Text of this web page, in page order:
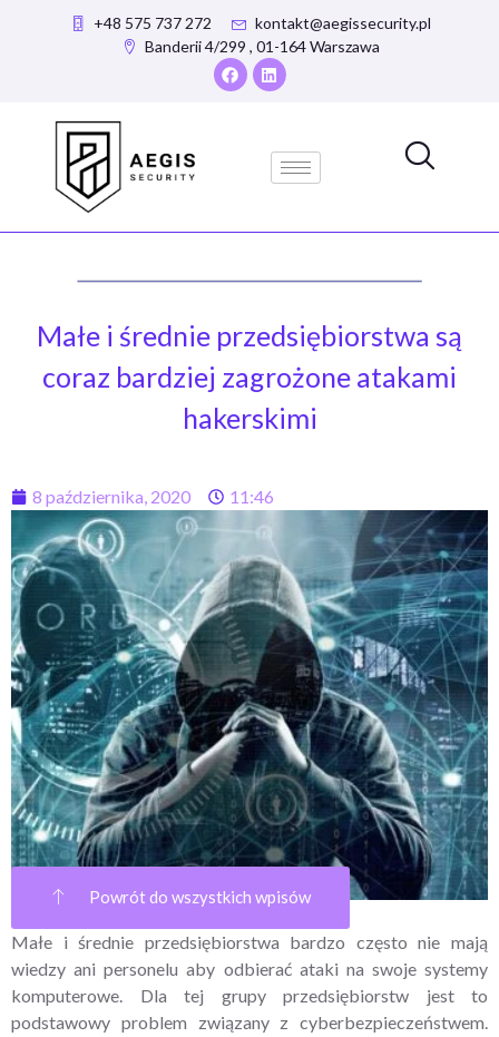
+48 575 737 272
kontakt@aegissecurity.pl
Banderii 4/299 , 01-164 Warszawa
Małe i średnie przedsiębiorstwa są
coraz bardziej zagrożone atakami
hakerskimi
8 października, 2020 11:46
Powrót do wszystkich wpisów
Małe i średnie przedsiębiorstwa bardzo często nie mają
wiedzy ani personelu aby odbierać ataki na swoje systemy
komputerowe. Dla tej grupy przedsiębiorstw jest to
podstawowy problem związany z cyberbezpieczeństwem.